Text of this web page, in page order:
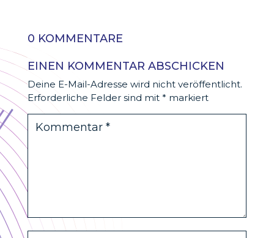
0 KOMMENTARE
EINEN KOMMENTAR ABSCHICKEN
Deine E-Mail-Adresse wird nicht veröffentlicht.
Erforderliche Felder sind mit * markiert